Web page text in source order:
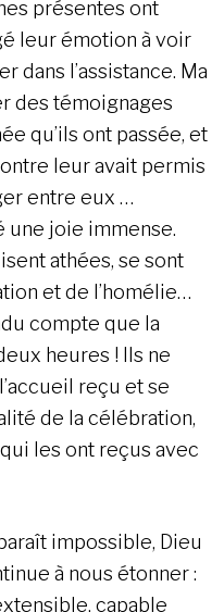
présentes ont
leur émotion à voir
dans l’assistance. Ma
des témoignages
qu’ils ont passée, et
leur avait permis
entre eux …
une joie immense.
athées, se sont
et de l’homélie…
compte que la
heures ! Ils ne
reçu et se
de la célébration,
les ont reçus avec
impossible, Dieu
à nous étonner :
capable